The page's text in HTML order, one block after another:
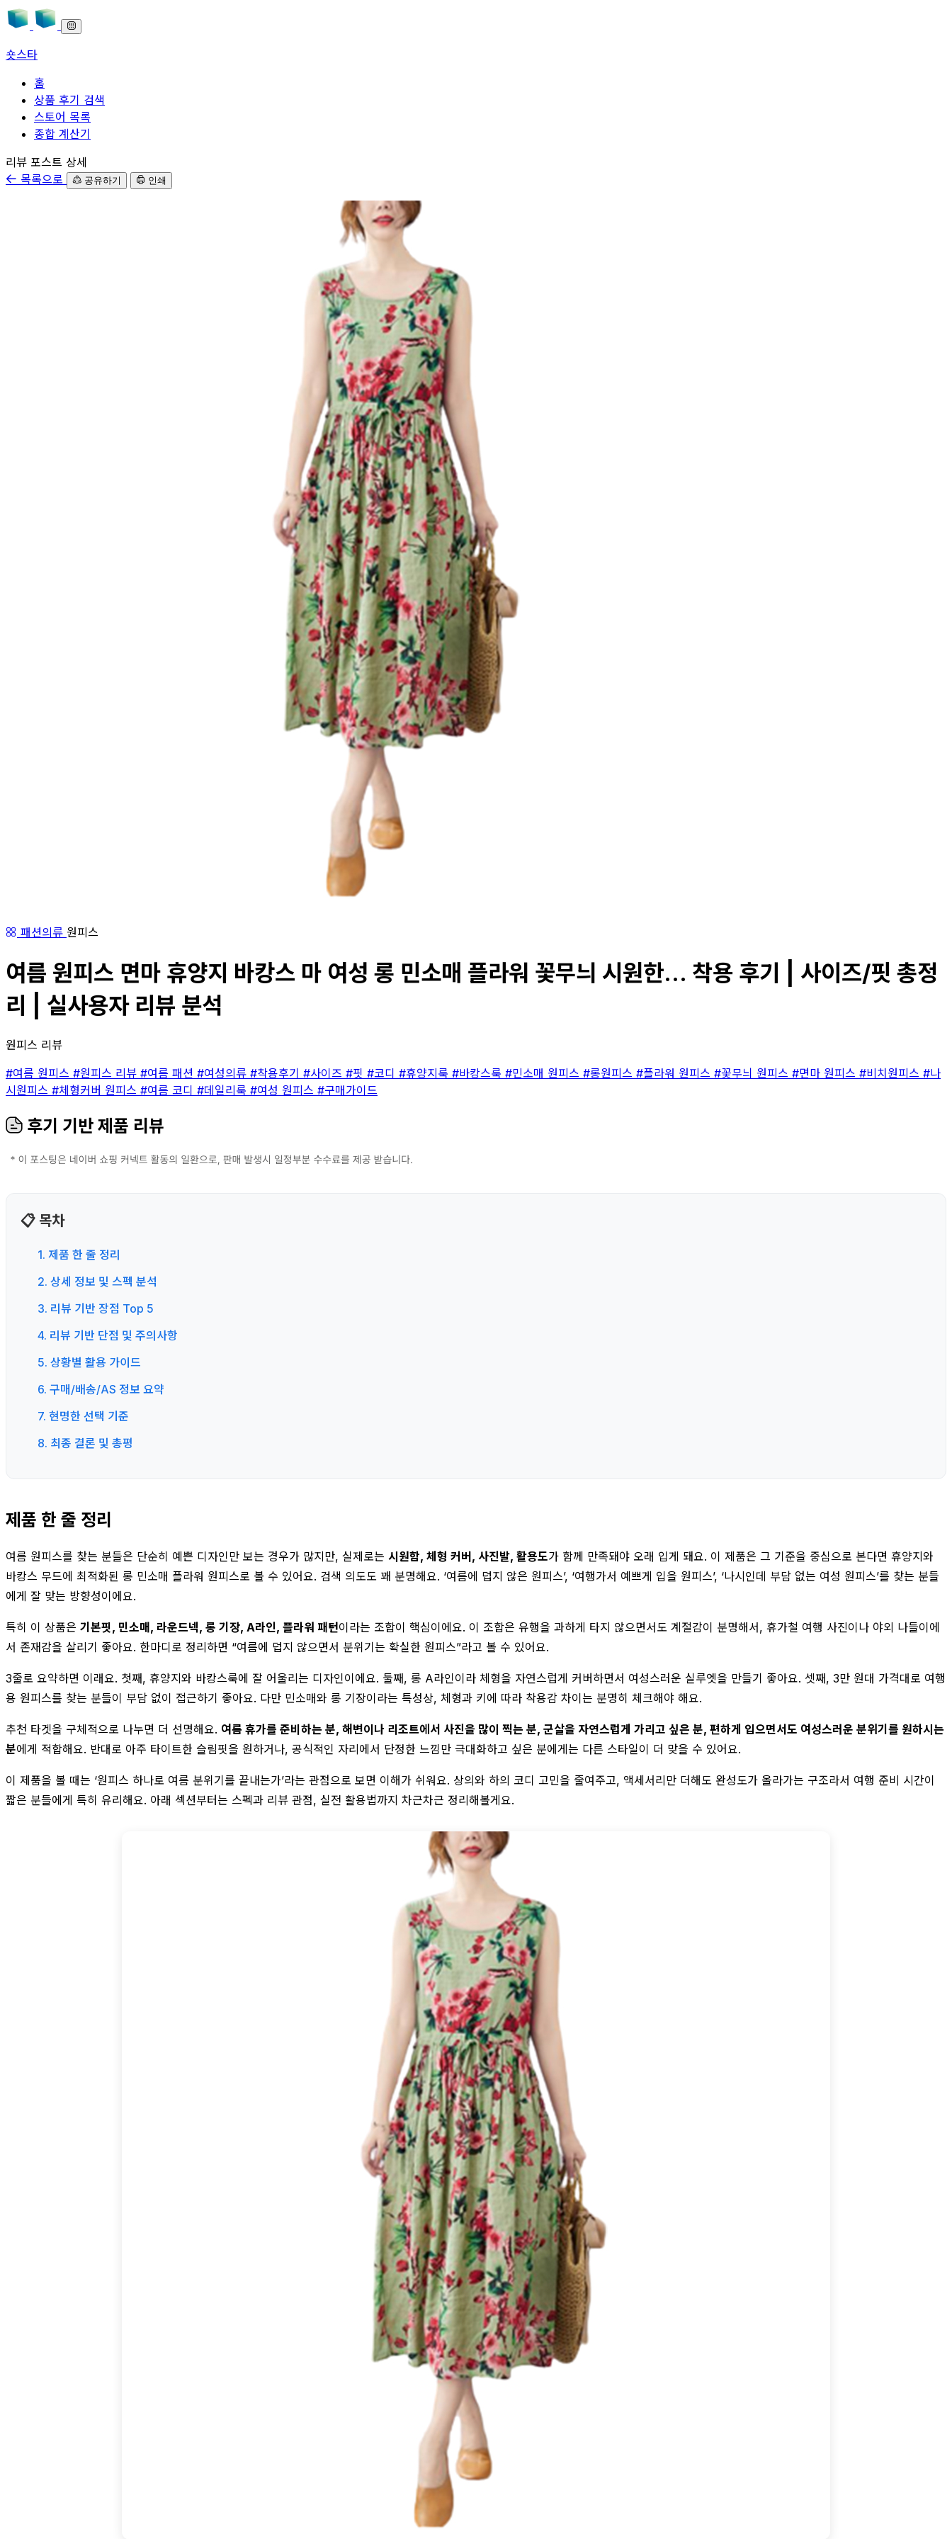
숏스타
홈
상품 후기 검색
스토어 목록
종합 계산기
본문으로 바로가기
리뷰 포스트 상세
목록으로
공유하기 인쇄
패션의류 원피스
여름 원피스 면마 휴양지 바캉스 마 여성 롱 민소매 플라워 꽃무늬 시원한... 착용 후기 | 사이즈/핏 총정
리 | 실사용자 리뷰 분석
원피스 리뷰
#여름 원피스 #원피스 리뷰 #여름 패션 #여성의류 #착용후기 #사이즈 #핏 #코디 #휴양지룩 #바캉스룩 #민소매 원피스 #롱원피스 #플라워 원피스 #꽃무늬 원피스 #면마 원피스 #비치원피스 #나
시원피스 #체형커버 원피스 #여름 코디 #데일리룩 #여성 원피스 #구매가이드
후기 기반 제품 리뷰
📋 목차
1. 제품 한 줄 정리
2. 상세 정보 및 스펙 분석
3. 리뷰 기반 장점 Top 5
4. 리뷰 기반 단점 및 주의사항
5. 상황별 활용 가이드
6. 구매/배송/AS 정보 요약
7. 현명한 선택 기준
8. 최종 결론 및 총평
제품 한 줄 정리
여름 원피스를 찾는 분들은 단순히 예쁜 디자인만 보는 경우가 많지만, 실제로는 시원함, 체형 커버, 사진발, 활용도가 함께 만족돼야 오래 입게 돼요. 이 제품은 그 기준을 중심으로 본다면 휴양지와
바캉스 무드에 최적화된 롱 민소매 플라워 원피스로 볼 수 있어요. 검색 의도도 꽤 분명해요. ‘여름에 덥지 않은 원피스’, ‘여행가서 예쁘게 입을 원피스’, ‘나시인데 부담 없는 여성 원피스’를 찾는 분들
에게 잘 맞는 방향성이에요.
특히 이 상품은 기본핏, 민소매, 라운드넥, 롱 기장, A라인, 플라워 패턴이라는 조합이 핵심이에요. 이 조합은 유행을 과하게 타지 않으면서도 계절감이 분명해서, 휴가철 여행 사진이나 야외 나들이에
서 존재감을 살리기 좋아요. 한마디로 정리하면 “여름에 덥지 않으면서 분위기는 확실한 원피스”라고 볼 수 있어요.
3줄로 요약하면 이래요. 첫째, 휴양지와 바캉스룩에 잘 어울리는 디자인이에요. 둘째, 롱 A라인이라 체형을 자연스럽게 커버하면서 여성스러운 실루엣을 만들기 좋아요. 셋째, 3만 원대 가격대로 여행
용 원피스를 찾는 분들이 부담 없이 접근하기 좋아요. 다만 민소매와 롱 기장이라는 특성상, 체형과 키에 따라 착용감 차이는 분명히 체크해야 해요.
추천 타겟을 구체적으로 나누면 더 선명해요. 여름 휴가를 준비하는 분, 해변이나 리조트에서 사진을 많이 찍는 분, 군살을 자연스럽게 가리고 싶은 분, 편하게 입으면서도 여성스러운 분위기를 원하시는
분에게 적합해요. 반대로 아주 타이트한 슬림핏을 원하거나, 공식적인 자리에서 단정한 느낌만 극대화하고 싶은 분에게는 다른 스타일이 더 맞을 수 있어요.
이 제품을 볼 때는 ‘원피스 하나로 여름 분위기를 끝내는가’라는 관점으로 보면 이해가 쉬워요. 상의와 하의 코디 고민을 줄여주고, 액세서리만 더해도 완성도가 올라가는 구조라서 여행 준비 시간이
짧은 분들에게 특히 유리해요. 아래 섹션부터는 스펙과 리뷰 관점, 실전 활용법까지 차근차근 정리해볼게요.